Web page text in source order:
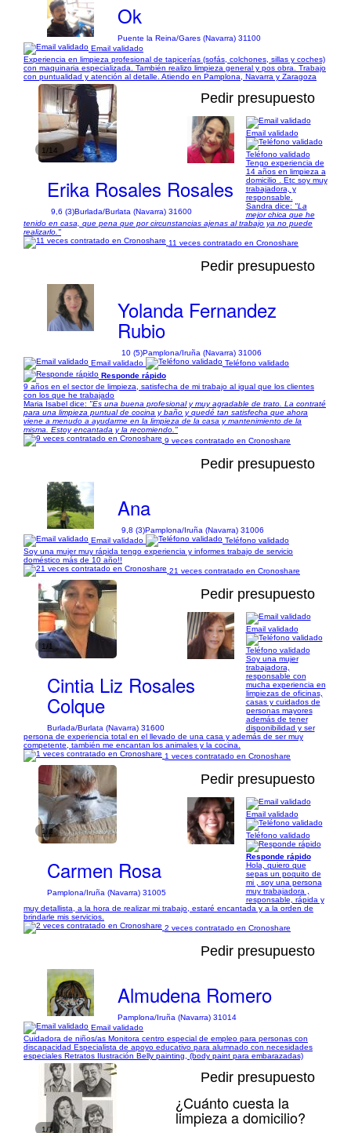
Ok
Puente la Reina/Gares (Navarra) 31100
Email validado
Experiencia en limpieza profesional de tapicerías (sofás, colchones, sillas y coches)
con maquinaria especializada. También realizo limpieza general y pos obra. Trabajo
con puntualidad y atención al detalle. Atiendo en Pamplona, Navarra y Zaragoza
1/14
Pedir presupuesto
Erika Rosales Rosales
9,6 (3)Burlada/Burlata (Navarra) 31600
Email validado
Teléfono validado
Tengo experiencia de
14 años en limpieza a
domicilio . Etc soy muy
trabajadora, y
responsable.
Sandra dice: "La
mejor chica que he
tenido en casa, que pena que por circunstancias ajenas al trabajo ya no puede
realizarlo."
11 veces contratado en Cronoshare
Pedir presupuesto
Yolanda Fernandez
Rubio
10 (5)Pamplona/Iruña (Navarra) 31006
Email validado
Teléfono validado
Responde rápido
9 años en el sector de limpieza, satisfecha de mi trabajo al igual que los clientes
con los que he trabajado
Maria Isabel dice: "Es una buena profesional y muy agradable de trato. La contraté
para una limpieza puntual de cocina y baño y quedé tan satisfecha que ahora
viene a menudo a ayudarme en la limpieza de la casa y mantenimiento de la
misma. Estoy encantada y la recomiendo."
9 veces contratado en Cronoshare
Pedir presupuesto
Ana
9,8 (3)Pamplona/Iruña (Navarra) 31006
Email validado
Teléfono validado
Soy una mujer muy rápida tengo experiencia y informes trabajo de servicio
doméstico más de 10 año!!
21 veces contratado en Cronoshare
1/1
Pedir presupuesto
Cintia Liz Rosales
Colque
Burlada/Burlata (Navarra) 31600
Email validado
Teléfono validado
Soy una mujer
trabajadora,
responsable con
mucha experiencia en
limpiezas de oficinas,
casas y cuidados de
personas mayores
además de tener
disponibilidad y ser
persona de experiencia total en el llevado de una casa y además de ser muy
competente, también me encantan los animales y la cocina.
1 veces contratado en Cronoshare
1/2
Pedir presupuesto
Carmen Rosa
Pamplona/Iruña (Navarra) 31005
Email validado
Teléfono validado
Responde rápido
Hola, quiero que
sepas un poquito de
mi , soy una persona
muy trabajadora ,
responsable, rápida y
muy detallista, a la hora de realizar mi trabajo, estaré encantada y a la orden de
brindarle mis servicios.
2 veces contratado en Cronoshare
Pedir presupuesto
Almudena Romero
Pamplona/Iruña (Navarra) 31014
Email validado
Cuidadora de niños/as Monitora centro especial de empleo para personas con
discapacidad Especialista de apoyo educativo para alumnado con necesidades
especiales Retratos Ilustración Belly painting, (body paint para embarazadas)
1/7
Pedir presupuesto
¿Cuánto cuesta la
limpieza a domicilio?